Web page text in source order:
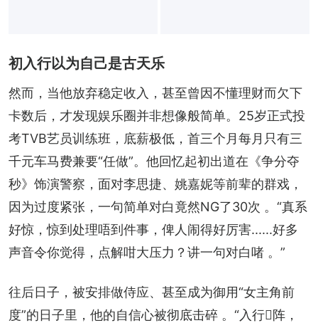
初入行以为自己是古天乐
然而，当他放弃稳定收入，甚至曾因不懂理财而欠下
卡数后，才发现娱乐圈并非想像般简单。25岁正式投
考TVB艺员训练班，底薪极低，首三个月每月只有三
千元车马费兼要“任做”。他回忆起初出道在《争分夺
秒》饰演警察，面对李思捷、姚嘉妮等前辈的群戏，
因为过度紧张，一句简单对白竟然NG了30次 。“真系
好惊，惊到处理唔到件事，俾人闹得好厉害......好多
声音令你觉得，点解咁大压力？讲一句对白啫 。”
往后日子，被安排做侍应、甚至成为御用“女主角前
度”的日子里，他的自信心被彻底击碎 。“入行𠮶阵，